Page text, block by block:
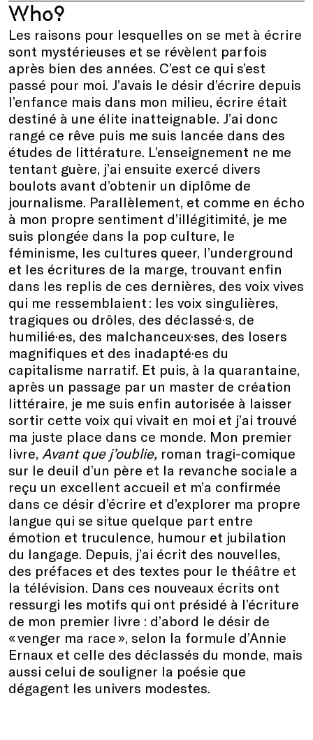
Who?
Les raisons pour lesquelles on se met à écrire
sont mystérieuses et se révèlent parfois
après bien des années. C’est ce qui s’est
passé pour moi. J’avais le désir d’écrire depuis
l’enfance mais dans mon milieu, écrire était
destiné à une élite inatteignable. J’ai donc
rangé ce rêve puis me suis lancée dans des
études de littérature. L’enseignement ne me
tentant guère, j’ai ensuite exercé divers
boulots avant d’obtenir un diplôme de
journalisme. Parallèlement, et comme en écho
à mon propre sentiment d’illégitimité, je me
suis plongée dans la pop culture, le
féminisme, les cultures queer, l’underground
et les écritures de la marge, trouvant enfin
dans les replis de ces dernières, des voix vives
qui me ressemblaient : les voix singulières,
tragiques ou drôles, des déclassé·s, de
humilié·es, des malchanceux·ses, des losers
magnifiques et des inadapté·es du
capitalisme narratif. Et puis, à la quarantaine,
après un passage par un master de création
littéraire, je me suis enfin autorisée à laisser
sortir cette voix qui vivait en moi et j’ai trouvé
ma juste place dans ce monde. Mon premier
livre, Avant que j’oublie, roman tragi-comique
sur le deuil d’un père et la revanche sociale a
reçu un excellent accueil et m’a confirmée
dans ce désir d’écrire et d’explorer ma propre
langue qui se situe quelque part entre
émotion et truculence, humour et jubilation
du langage. Depuis, j’ai écrit des nouvelles,
des préfaces et des textes pour le théâtre et
la télévision. Dans ces nouveaux écrits ont
ressurgi les motifs qui ont présidé à l’écriture
de mon premier livre : d’abord le désir de
« venger ma race », selon la formule d’Annie
Ernaux et celle des déclassés du monde, mais
aussi celui de souligner la poésie que
dégagent les univers modestes.